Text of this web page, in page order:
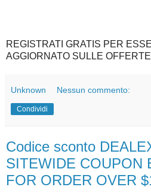
REGISTRATI GRATIS PER
AGGIORNATO SULLE
Unknown Nessun commento:
Condividi
Codice sconto
SITEWIDE COUPON
FOR ORDER OVER